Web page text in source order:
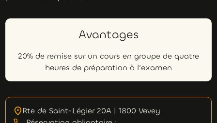
Avantages
20% de remise sur un cours en groupe de quatre
heures de préparation à l’examen
Rte de Saint-Légier 20A | 1800 Vevey